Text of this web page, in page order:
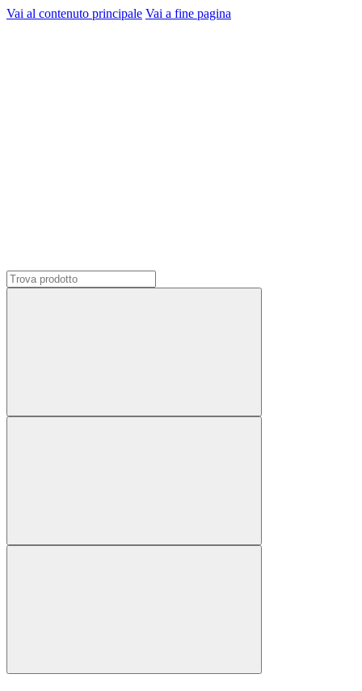
Vai al contenuto principale Vai a fine pagina